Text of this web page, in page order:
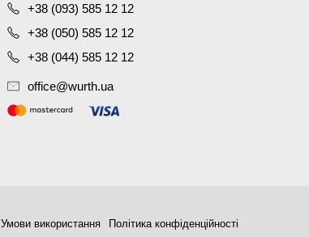
+38 (093) 585 12 12
+38 (050) 585 12 12
+38 (044) 585 12 12
office@wurth.ua
Умови використання Політика конфіденційності